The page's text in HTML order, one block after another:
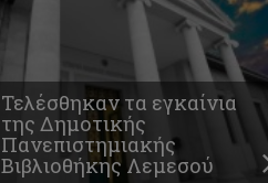
Τελέσθηκαν τα εγκαίνια
της Δημοτικής
Πανεπιστημιακής
Βιβλιοθήκης Λεμεσού